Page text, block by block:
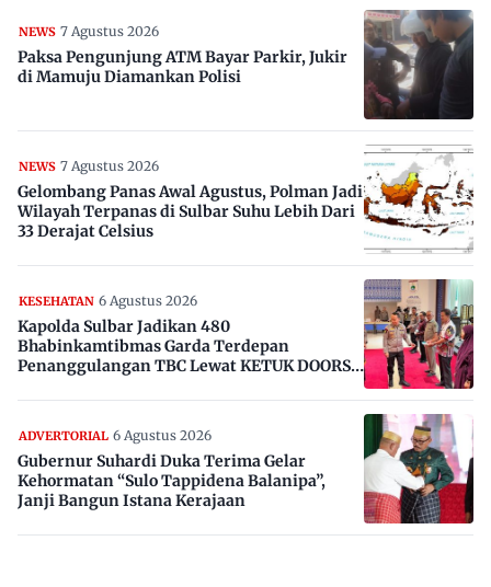
NEWS 7 Agustus 2026
Paksa Pengunjung ATM Bayar Parkir, Jukir
di Mamuju Diamankan Polisi
NEWS 7 Agustus 2026
Gelombang Panas Awal Agustus, Polman Jadi
Wilayah Terpanas di Sulbar Suhu Lebih Dari
33 Derajat Celsius
KESEHATAN 6 Agustus 2026
Kapolda Sulbar Jadikan 480
Bhabinkamtibmas Garda Terdepan
Penanggulangan TBC Lewat KETUK DOORS
ADVERTORIAL 6 Agustus 2026
Gubernur Suhardi Duka Terima Gelar
Kehormatan “Sulo Tappidena Balanipa”,
Janji Bangun Istana Kerajaan